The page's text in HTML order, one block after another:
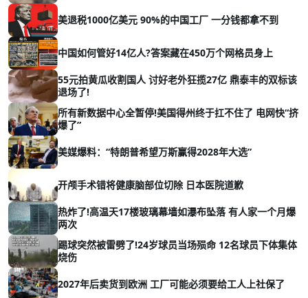
美退税1000亿美元 90%的中国工厂 一分钱都拿不到
中国如何管好14亿人?答案藏在450万个网格员身上
55元拍黄瓜收割国人 讨好老外狂揽27亿 鼎泰丰的双标该
退场了!
所有新数据中心全暂停!美国得州终于扛不住了 电网快“挤
爆了”
美媒爆料：“特朗普希望万斯赢得2028年大选”
开颅手术错将健康脑部位切除 日本医院道歉
热炸了!高温天17楼玻璃幕墙如瀑布坠落 有人家一个月爆
两次
踢球突然被雷劈了!24岁球员当场殒命 12名球员下体集体
烧伤
2027年后卖货到欧洲 工厂可能必须要给工人上社保了